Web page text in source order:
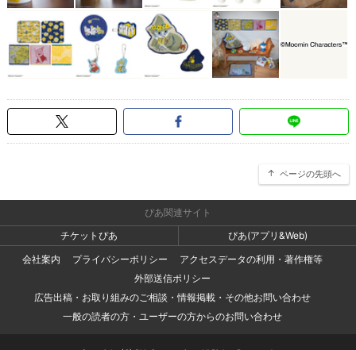
ページの先頭へ
ぴあ関連サイト
チケットぴあ
ぴあ(アプリ&Web)
会社案内
プライバシーポリシー
アクセスデータの利用・著作権等
外部送信ポリシー
広告出稿・お取り組みのご相談・情報掲載・その他お問い合わせ
一般の読者の方・ユーザーの方からのお問い合わせ